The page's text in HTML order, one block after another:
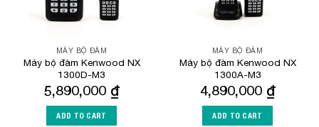
MÁY BỘ ĐÀM
Máy bộ đàm Kenwood NX
1300D-M3
5,890,000 ₫
ADD TO CART
MÁY BỘ ĐÀM
Máy bộ đàm Kenwood NX
1300A-M3
4,890,000 ₫
ADD TO CART